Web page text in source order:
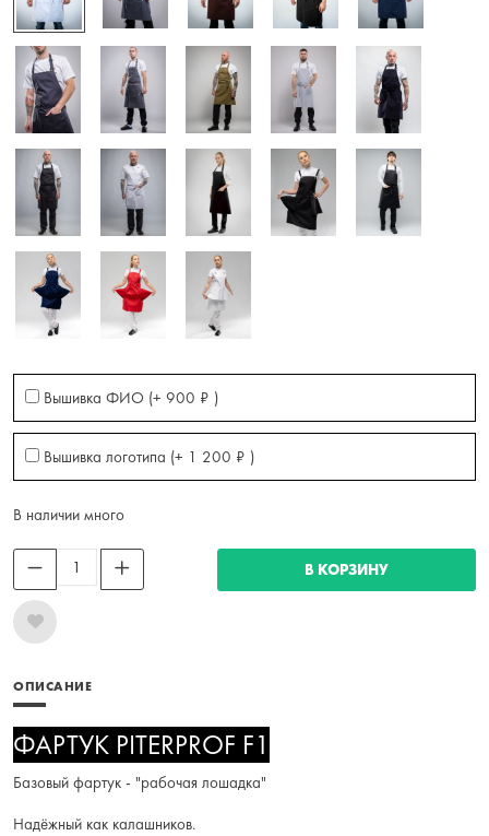
Вышивка ФИО (+ 900 ₽ )
Вышивка логотипа (+ 1 200 ₽ )
В наличии много
В КОРЗИНУ
ОПИСАНИЕ
ФАРТУК PITERPROF F1
Базовый фартук - "рабочая лошадка"
Надёжный как калашников.